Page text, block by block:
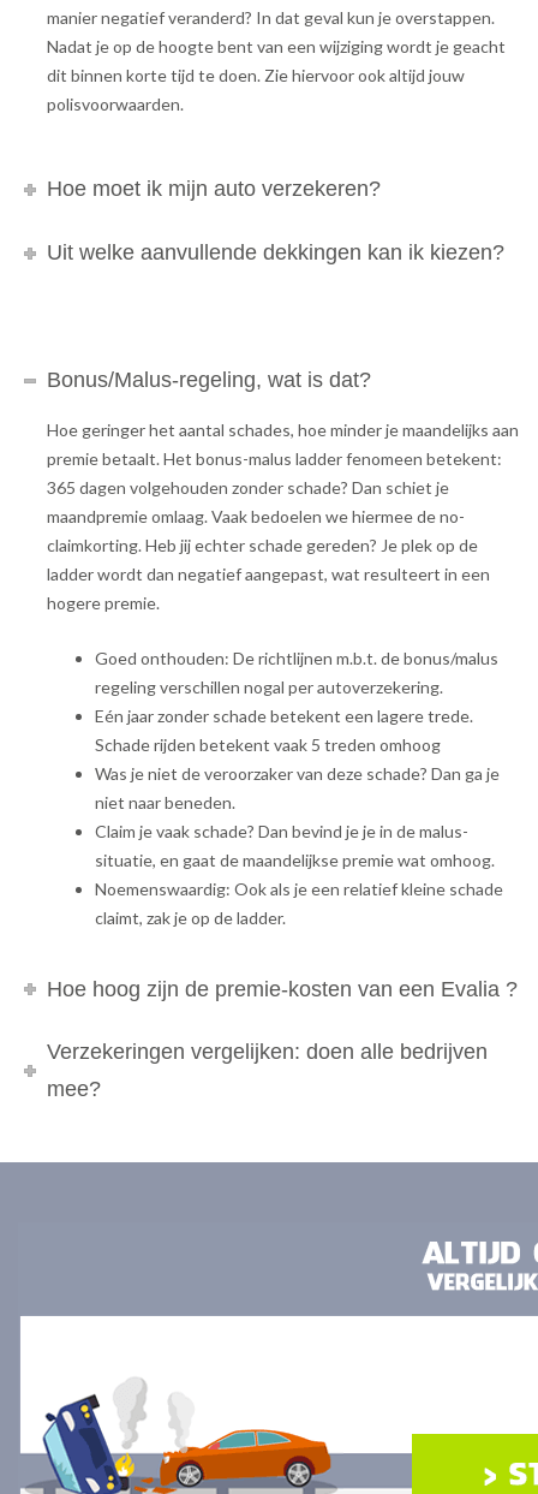
manier negatief veranderd? In dat geval kun je overstappen.
Nadat je op de hoogte bent van een wijziging wordt je geacht
dit binnen korte tijd te doen. Zie hiervoor ook altijd jouw
polisvoorwaarden.
Hoe moet ik mijn auto verzekeren?
Uit welke aanvullende dekkingen kan ik kiezen?
Bonus/Malus-regeling, wat is dat?
Hoe geringer het aantal schades, hoe minder je maandelijks aan
premie betaalt. Het bonus-malus ladder fenomeen betekent:
365 dagen volgehouden zonder schade? Dan schiet je
maandpremie omlaag. Vaak bedoelen we hiermee de no-
claimkorting. Heb jij echter schade gereden? Je plek op de
ladder wordt dan negatief aangepast, wat resulteert in een
hogere premie.
Goed onthouden: De richtlijnen m.b.t. de bonus/malus
regeling verschillen nogal per autoverzekering.
Eén jaar zonder schade betekent een lagere trede.
Schade rijden betekent vaak 5 treden omhoog
Was je niet de veroorzaker van deze schade? Dan ga je
niet naar beneden.
Claim je vaak schade? Dan bevind je je in de malus-
situatie, en gaat de maandelijkse premie wat omhoog.
Noemenswaardig: Ook als je een relatief kleine schade
claimt, zak je op de ladder.
Hoe hoog zijn de premie-kosten van een Evalia ?
Verzekeringen vergelijken: doen alle bedrijven
mee?